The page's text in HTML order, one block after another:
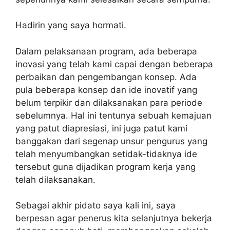
Hadirin yang saya hormati.
Dalam pelaksanaan program, ada beberapa
inovasi yang telah kami capai dengan beberapa
perbaikan dan pengembangan konsep. Ada
pula beberapa konsep dan ide inovatif yang
belum terpikir dan dilaksanakan para periode
sebelumnya. Hal ini tentunya sebuah kemajuan
yang patut diapresiasi, ini juga patut kami
banggakan dari segenap unsur pengurus yang
telah menyumbangkan setidak-tidaknya ide
tersebut guna dijadikan program kerja yang
telah dilaksanakan.
Sebagai akhir pidato saya kali ini, saya
berpesan agar penerus kita selanjutnya bekerja